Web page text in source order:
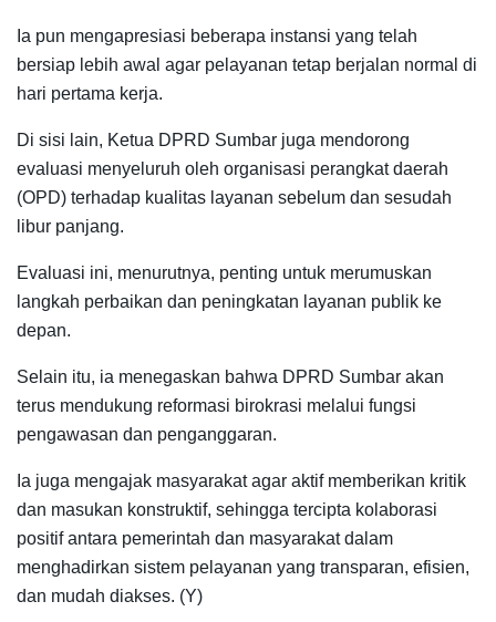
Ia pun mengapresiasi beberapa instansi yang telah
bersiap lebih awal agar pelayanan tetap berjalan normal di
hari pertama kerja.
Di sisi lain, Ketua DPRD Sumbar juga mendorong
evaluasi menyeluruh oleh organisasi perangkat daerah
(OPD) terhadap kualitas layanan sebelum dan sesudah
libur panjang.
Evaluasi ini, menurutnya, penting untuk merumuskan
langkah perbaikan dan peningkatan layanan publik ke
depan.
Selain itu, ia menegaskan bahwa DPRD Sumbar akan
terus mendukung reformasi birokrasi melalui fungsi
pengawasan dan penganggaran.
Ia juga mengajak masyarakat agar aktif memberikan kritik
dan masukan konstruktif, sehingga tercipta kolaborasi
positif antara pemerintah dan masyarakat dalam
menghadirkan sistem pelayanan yang transparan, efisien,
dan mudah diakses. (Y)